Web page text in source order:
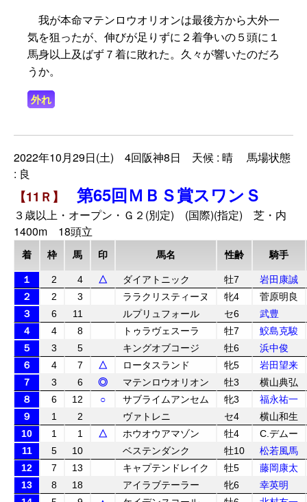
我が本命マテンロウオリオンは最後方から大外一
気を狙ったが、伸びが足りずに２着争いの５頭に１
馬身以上及ばず７着に敗れた。久々が響いたのだろ
うか。
外れ
2022年10月29日(土) 4回阪神8日 天候 : 晴 馬場状態
: 良
【11Ｒ】 第65回ＭＢＳ賞スワンＳ
３歳以上・オープン・Ｇ２(別定) (国際)(指定) 芝・内
1400m 18頭立
着 枠 馬 印 馬名 性齢 騎手
１ 2 4 △ ダイアトニック 牡7
岩田康誠
２
2 3 ララクリスティーヌ 牝4
菅原明良
３
6 11 ルプリュフォール セ6
武豊
４
4 8 トゥラヴェスーラ 牡7
鮫島克駿
５
3 5 キングオブコージ 牡6
浜中俊
６
4 7 △ ロータスランド 牝5
岩田望来
７
3 6 ◎ マテンロウオリオン 牡3
横山典弘
８
6 12 ○ サブライムアンセム 牝3
福永祐一
９
1 2 ヴァトレニ セ4
横山和生
10
1 1 △ ホウオウアマゾン 牡4
C.デムー
11
5 10 ベステンダンク 牡10
松若風馬
12
7 13 キャプテンドレイク 牡5
藤岡康太
13
8 18 アイラブテーラー 牝6
幸英明